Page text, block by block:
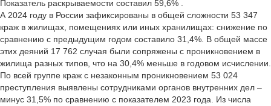
Показатель раскрываемости составил 59,6% .
А 2024 году в России зафиксированы в общей сложности 53 347
краж в жилищах, помещениях или иных хранилищах: снижение по
сравнению с предыдущим годом составило 31,4%. В общей массе
этих деяний 17 762 случая были сопряжены с проникновением в
жилища разных типов, что на 30,4% меньше в годовом исчислении.
По всей группе краж с незаконным проникновением 53 024
преступления выявлены сотрудниками органов внутренних дел –
минус 31,5% по сравнению с показателем 2023 года. Из числа